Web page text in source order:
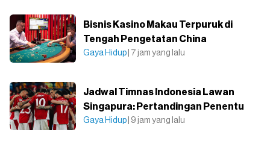
Bisnis Kasino Makau Terpuruk di
Tengah Pengetatan China
Gaya Hidup | 7 jam yang lalu
Jadwal Timnas Indonesia Lawan
Singapura: Pertandingan Penentu
Gaya Hidup | 9 jam yang lalu